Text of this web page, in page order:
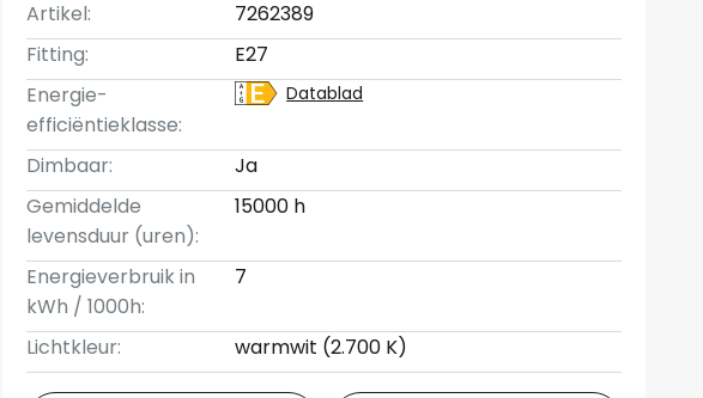
Artikel:
7262389
Fitting:
E27
Energie-
efficiëntieklasse:
Datablad
Dimbaar:
Ja
Gemiddelde
levensduur (uren):
15000 h
Energieverbruik in
kWh / 1000h:
7
Lichtkleur: warmwit (2.700 K)